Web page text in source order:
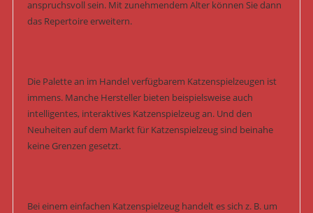
anspruchsvoll sein. Mit zunehmendem Alter können Sie dann
das Repertoire erweitern.
Die Palette an im Handel verfügbarem Katzenspielzeugen ist
immens. Manche Hersteller bieten beispielsweise auch
intelligentes, interaktives Katzenspielzeug an. Und den
Neuheiten auf dem Markt für Katzenspielzeug sind beinahe
keine Grenzen gesetzt.
Bei einem einfachen Katzenspielzeug handelt es sich z. B. um